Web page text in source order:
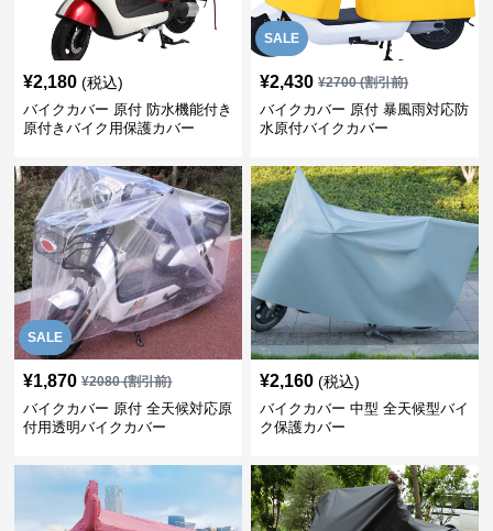
¥2,180 (税込)
バイクカバー 原付 防水機能付き
原付きバイク用保護カバー
SALE
¥2,430 ¥2700(割引前)
バイクカバー 原付 暴風雨対応防
水原付バイクカバー
SALE
¥1,870 ¥2080(割引前)
バイクカバー 原付 全天候対応原
付用透明バイクカバー
¥2,160 (税込)
バイクカバー 中型 全天候型バイ
ク保護カバー